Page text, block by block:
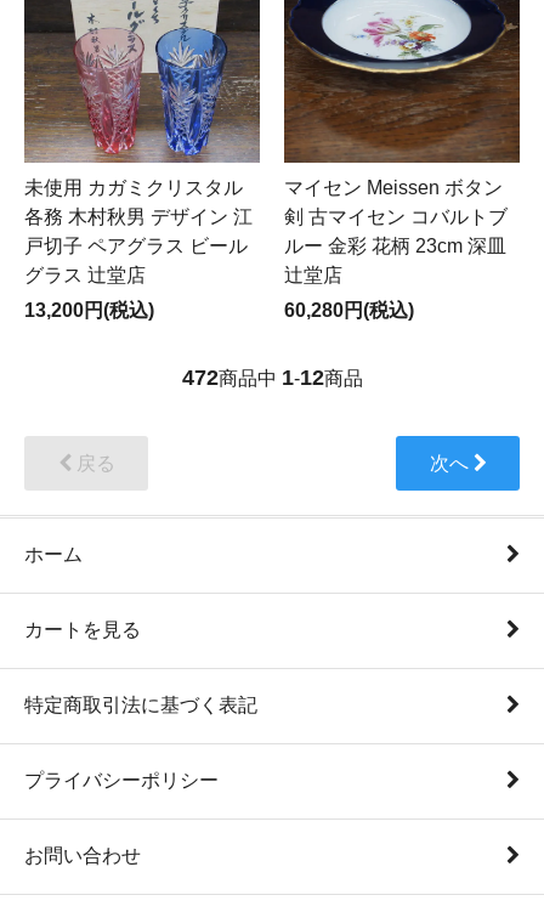
未使用 カガミクリスタル
各務 木村秋男 デザイン 江
戸切子 ペアグラス ビール
グラス 辻堂店
13,200円(税込)
マイセン Meissen ボタン
剣 古マイセン コバルトブ
ルー 金彩 花柄 23cm 深皿
辻堂店
60,280円(税込)
472商品中 1-12商品
戻る 次へ
ホーム
カートを見る
特定商取引法に基づく表記
プライバシーポリシー
お問い合わせ